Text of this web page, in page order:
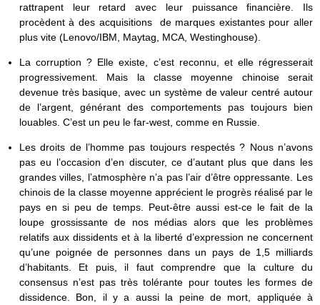
rattrapent leur retard avec leur puissance financière. Ils
procèdent à des acquisitions de marques existantes pour aller
plus vite (Lenovo/IBM, Maytag, MCA, Westinghouse).
La corruption ? Elle existe, c’est reconnu, et elle régresserait
progressivement. Mais la classe moyenne chinoise serait
devenue très basique, avec un système de valeur centré autour
de l’argent, générant des comportements pas toujours bien
louables. C’est un peu le far-west, comme en Russie.
Les droits de l’homme pas toujours respectés ? Nous n’avons
pas eu l’occasion d’en discuter, ce d’autant plus que dans les
grandes villes, l’atmosphère n’a pas l’air d’être oppressante. Les
chinois de la classe moyenne apprécient le progrès réalisé par le
pays en si peu de temps. Peut-être aussi est-ce le fait de la
loupe grossissante de nos médias alors que les problèmes
relatifs aux dissidents et à la liberté d’expression ne concernent
qu’une poignée de personnes dans un pays de 1,5 milliards
d’habitants. Et puis, il faut comprendre que la culture du
consensus n’est pas très tolérante pour toutes les formes de
dissidence. Bon, il y a aussi la peine de mort, appliquée à